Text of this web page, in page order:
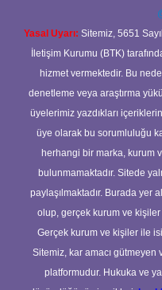
Yasal Uyarı: Sitemiz, 5651
İletişim Kurumu (BTK)
hizmet vermektedir. Bu
denetleme veya araştırma
üyelerimiz yazdıkları
üye olarak bu sorumluluğu
herhangi bir marka, kurum
bulunmamaktadır. Sitede
paylaşılmaktadır. Burada yer
olup, gerçek kurum ve kişiler
Gerçek kurum ve kişiler ile
Sitemiz, kar amacı gütmeyen
platformudur. Hukuka ve